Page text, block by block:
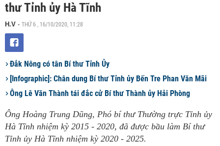
thư Tỉnh ủy Hà Tĩnh
H.V - THỨ 6 , 16/10/2020, 11:28
Đắk Nông có tân Bí thư Tỉnh Ủy
[Infographic]: Chân dung Bí thư Tỉnh ủy Bến Tre Phan Văn Mãi
Ông Lê Văn Thành tái đắc cử Bí thư Thành ủy Hải Phòng
Ông Hoàng Trung Dũng, Phó bí thư Thường trực Tỉnh ủy
Hà Tĩnh nhiệm kỳ 2015 - 2020, đã được bầu làm Bí thư
Tỉnh ủy Hà Tĩnh nhiệm kỳ 2020 - 2025.